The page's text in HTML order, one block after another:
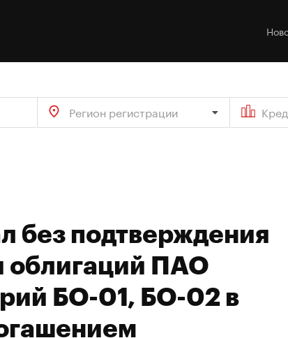
Регион регистрации
без подтверждения
облигаций ПАО
БО-01, БО-02 в